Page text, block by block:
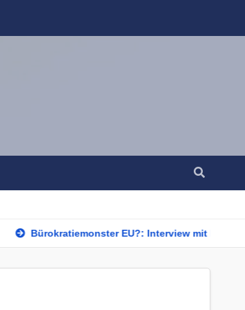
Bürokratiemonster EU?: Interview mit Edmund